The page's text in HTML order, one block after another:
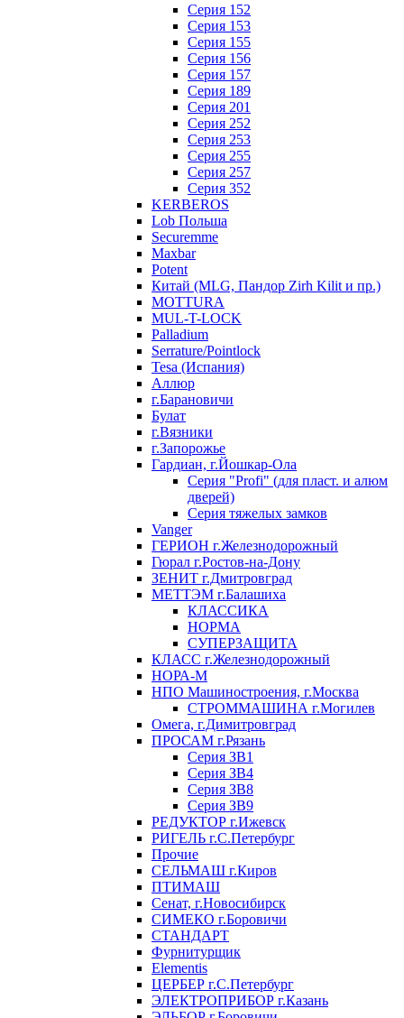
Серия 152
Серия 153
Серия 155
Серия 156
Серия 157
Серия 189
Серия 201
Серия 252
Серия 253
Серия 255
Серия 257
Серия 352
KERBEROS
Lob Польша
Securemme
Maxbar
Potent
Китай (MLG, Пандор Zirh Kilit и пр.)
MOTTURA
MUL-T-LOCK
Palladium
Serrature/Pointlock
Tesa (Испания)
Аллюр
г.Барановичи
Булат
г.Вязники
г.Запорожье
Гардиан, г.Йошкар-Ола
Серия "Profi" (для пласт. и алюм
дверей)
Серия тяжелых замков
Vanger
ГЕРИОН г.Железнодорожный
Гюрал г.Ростов-на-Дону
ЗЕНИТ г.Дмитровград
МЕТТЭМ г.Балашиха
КЛАССИКА
НОРМА
СУПЕРЗАЩИТА
КЛАСС г.Железнодорожный
НОРА-М
НПО Машиностроения, г.Москва
СТРОММАШИНА г.Могилев
Омега, г.Димитровград
ПРОСАМ г.Рязань
Серия ЗВ1
Серия ЗВ4
Серия ЗВ8
Серия ЗВ9
РЕДУКТОР г.Ижевск
РИГЕЛЬ г.С.Петербург
Прочие
СЕЛЬМАШ г.Киров
ПТИМАШ
Сенат, г.Новосибирск
СИМЕКО г.Боровичи
СТАНДАРТ
Фурнитурщик
Elementis
ЦЕРБЕР г.С.Петербург
ЭЛЕКТРОПРИБОР г.Казань